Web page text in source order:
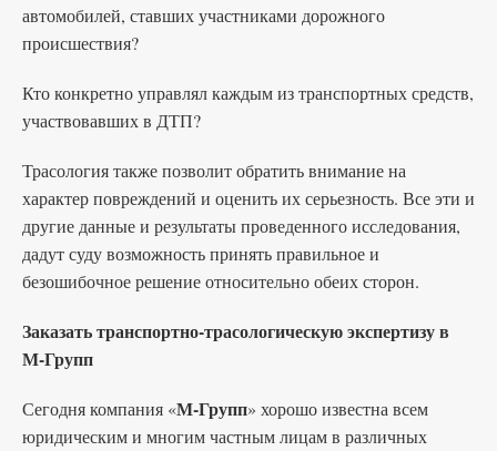
автомобилей, ставших участниками дорожного
происшествия?
Кто конкретно управлял каждым из транспортных средств,
участвовавших в ДТП?
Трасология также позволит обратить внимание на
характер повреждений и оценить их серьезность. Все эти и
другие данные и результаты проведенного исследования,
дадут суду возможность принять правильное и
безошибочное решение относительно обеих сторон.
Заказать транспортно-трасологическую экспертизу в
М-Групп
Сегодня компания «М-Групп» хорошо известна всем
юридическим и многим частным лицам в различных